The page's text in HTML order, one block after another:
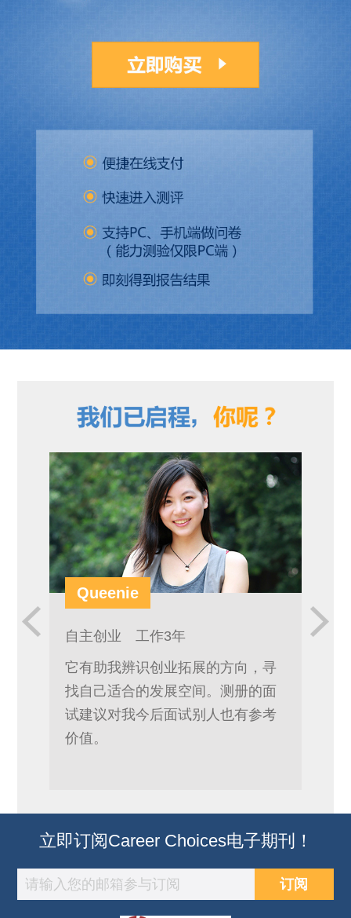
Queenie
自主创业 工作3年
它有助我辨识创业拓展的方向，寻
找自己适合的发展空间。测册的面
试建议对我今后面试别人也有参考
价值。
应届
立即订阅Career Choices电子期刊！